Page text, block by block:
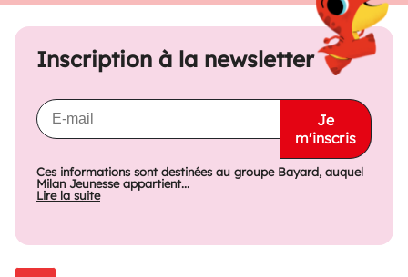
Inscription à la newsletter
Je
m'inscris
Ces informations sont destinées au groupe Bayard, auquel
Milan Jeunesse appartient...
Lire la suite